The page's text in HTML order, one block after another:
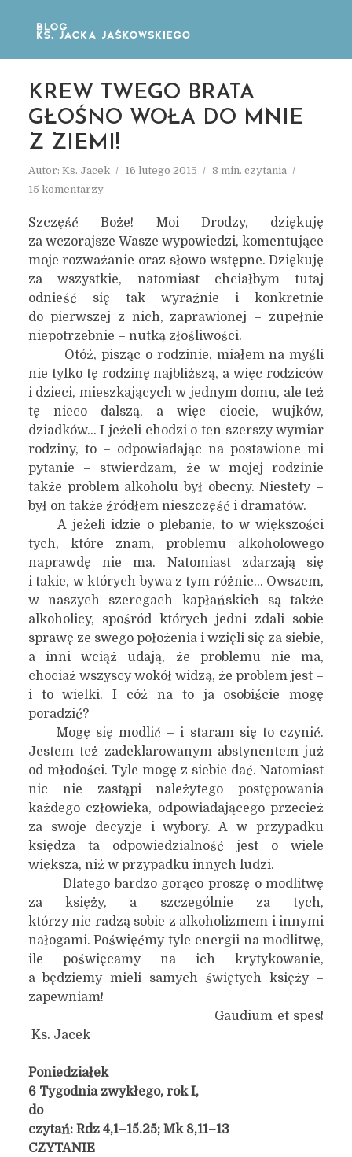
KREW TWEGO BRATA
GŁOŚNO WOŁA DO MNIE
Z ZIEMI!
Autor: Ks. Jacek 16 lutego 2015
8 min. czytania
15 komentarzy
Szczęść Boże! Moi Drodzy, dziękuję
za wczorajsze Wasze wypowiedzi, komentujące
moje rozważanie oraz słowo wstępne. Dziękuję
za wszystkie, natomiast chciałbym tutaj
odnieść się tak wyraźnie i konkretnie
do pierwszej z nich, zaprawionej – zupełnie
niepotrzebnie – nutką złośliwości.
Otóż, pisząc o rodzinie, miałem na myśli
nie tylko tę rodzinę najbliższą, a więc rodziców
i dzieci, mieszkających w jednym domu, ale też
tę nieco dalszą, a więc ciocie, wujków,
dziadków… I jeżeli chodzi o ten szerszy wymiar
rodziny, to – odpowiadając na postawione mi
pytanie – stwierdzam, że w mojej rodzinie
także problem alkoholu był obecny. Niestety –
był on także źródłem nieszczęść i dramatów.
A jeżeli idzie o plebanie, to w większości
tych, które znam, problemu alkoholowego
naprawdę nie ma. Natomiast zdarzają się
i takie, w których bywa z tym różnie… Owszem,
w naszych szeregach kapłańskich są także
alkoholicy, spośród których jedni zdali sobie
sprawę ze swego położenia i wzięli się za siebie,
a inni wciąż udają, że problemu nie ma,
chociaż wszyscy wokół widzą, że problem jest –
i to wielki. I cóż na to ja osobiście mogę
poradzić?
Mogę się modlić – i staram się to czynić.
Jestem też zadeklarowanym abstynentem już
od młodości. Tyle mogę z siebie dać. Natomiast
nic nie zastąpi należytego postępowania
każdego człowieka, odpowiadającego przecież
za swoje decyzje i wybory. A w przypadku
księdza ta odpowiedzialność jest o wiele
większa, niż w przypadku innych ludzi.
Dlatego bardzo gorąco proszę o modlitwę
za księży, a szczególnie za tych,
którzy nie radzą sobie z alkoholizmem i innymi
nałogami. Poświęćmy tyle energii na modlitwę,
ile poświęcamy na ich krytykowanie,
a będziemy mieli samych świętych księży –
zapewniam!
Gaudium et spes!
Ks. Jacek
Poniedziałek
6 Tygodnia zwykłego, rok I,
do
czytań: Rdz 4,1–15.25; Mk 8,11–13
CZYTANIE